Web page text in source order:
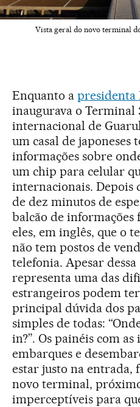
Vista geral do novo terminal
Enquanto a presidenta
inaugurava o Terminal
internacional de
um casal de japoneses
informações sobre
um chip para celular
internacionais. Depois
de dez minutos de
balcão de informações
eles, em inglês, que o
não tem postos de
telefonia. Apesar dessa
representa uma das
estrangeiros podem
principal dúvida dos
simples de todas:
in?”. Os painéis com
embarques e
estar justo na entrada,
novo terminal,
imperceptíveis para